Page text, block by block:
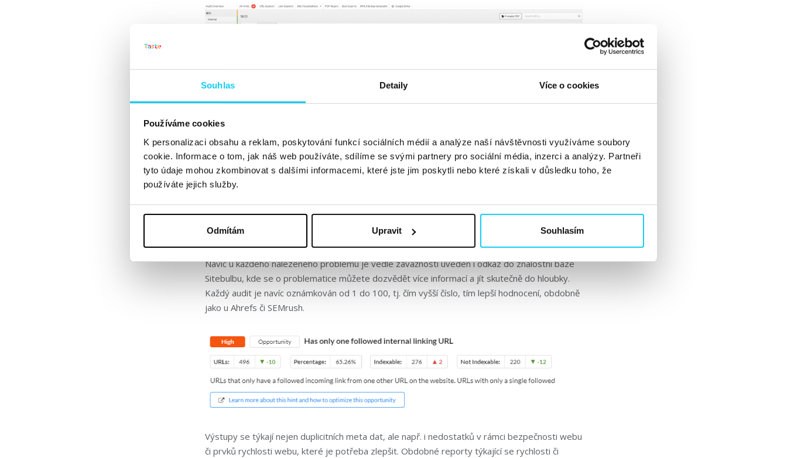
Souhlas Detaily Více o cookies
Používáme cookies
K personalizaci obsahu a reklam, poskytování funkcí sociálních médií a analýze naší návštěvnosti využíváme soubory
cookie. Informace o tom, jak náš web používáte, sdílíme se svými partnery pro sociální média, inzerci a analýzy. Partneři
tyto údaje mohou zkombinovat s dalšími informacemi, které jste jim poskytli nebo které získali v důsledku toho, že
používáte jejich služby.
Odmítám Upravit Souhlasím
výstupy, které jsou navíc doplněny o popisky a hlavně priority. To znamená, že vám Sitebulb
sdělí, které nedostatky byste měli začít řešit jako první. Závažnost problému je podle
Sitebulbu buď: kritická, vysoká, střední či nízká.
Tím odpadá proces prioritizace nalezených nedostatků, kde je navíc vše velmi pěkně graficky
znázorněno a i např. připraveno pro export do PDF jako forma reportingu atd. Zároveň vám
Sitebulb ukáže i kontrolované prvky/kroky, které jsou v pořádku.
Navíc u každého nalezeného problému je vedle závažnosti uveden i odkaz do znalostní báze
Sitebulbu, kde se o problematice můžete dozvědět více informací a jít skutečně do hloubky.
Každý audit je navíc oznámkován od 1 do 100, tj. čím vyšší číslo, tím lepší hodnocení, obdobně
jako u Ahrefs či SEMrush.
Výstupy se týkají nejen duplicitních meta dat, ale např. i nedostatků v rámci bezpečnosti webu
či prvků rychlosti webu, které je potřeba zlepšit. Obdobné reporty týkající se rychlosti či